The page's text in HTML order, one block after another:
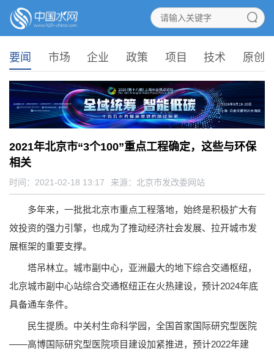
要闻 市场 企业 政策 项目 技术 原创
2021年北京市“3个100”重点工程确定，这些与环保
相关
时间：2021-02-18 13:17 来源： 北京市发改委网站
多年来，一批批北京市重点工程落地，始终是积极扩大有
效投资的强力引擎，也成为了推动经济社会发展、拉开城市发
展框架的重要支撑。
塔吊林立。城市副中心，亚洲最大的地下综合交通枢纽，
北京城市副中心站综合交通枢纽正在火热建设，预计2024年底
具备通车条件。
民生提质。中关村生命科学园，全国首家国际研究型医院
——高博国际研究型医院项目建设加紧推进，预计2022年建